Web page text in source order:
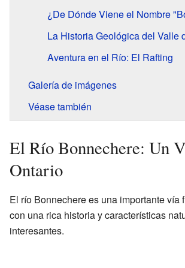
¿De Dónde Viene el Nombre
La Historia Geológica del Valle
Aventura en el Río: El Rafting
Galería de imágenes
Véase también
El Río Bonnechere: Un
Ontario
El río Bonnechere es una importante vía
con una rica historia y características
interesantes.